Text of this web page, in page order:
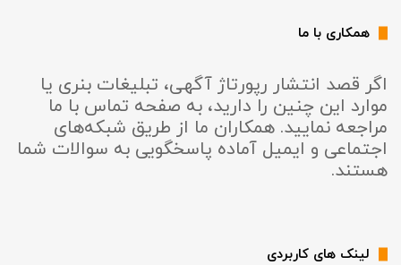
همکاری با ما
اگر قصد انتشار رپورتاژ آگهی، تبلیغات بنری یا
موارد این چنین را دارید، به صفحه تماس با ما
مراجعه نمایید. همکاران ما از طریق شبکه‌های
اجتماعی و ایمیل آماده پاسخگویی به سوالات شما
هستند.
لینک های کاربردی